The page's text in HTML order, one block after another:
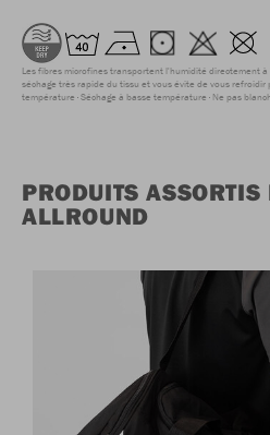
Les fibres microfines transportent l'humidité directement à
séchage très rapide du tissu et vous évite de vous refroidir
température Séchage à basse température Ne pas
PRODUITS ASSORTIS
ALLROUND